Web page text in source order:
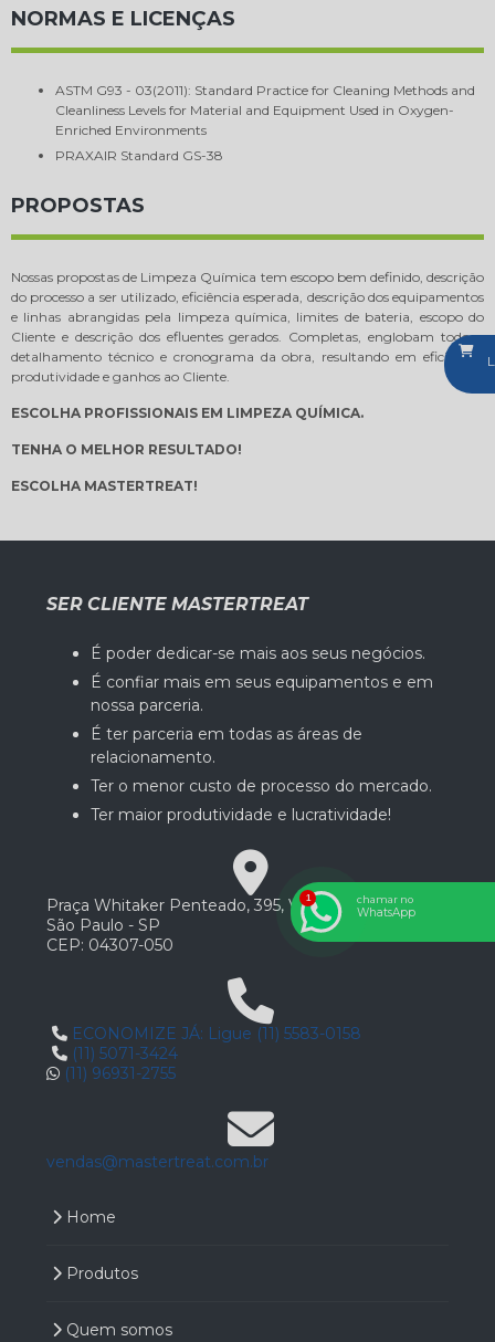
NORMAS E LICENÇAS
ASTM G93 - 03(2011): Standard Practice for Cleaning Methods and
Cleanliness Levels for Material and Equipment Used in Oxygen-
Enriched Environments
PRAXAIR Standard GS-38
PROPOSTAS
Nossas propostas de Limpeza Química tem escopo bem definido, descrição
do processo a ser utilizado, eficiência esperada, descrição dos equipamentos
e linhas abrangidas pela limpeza química, limites de bateria, escopo do
Cliente e descrição dos efluentes gerados. Completas, englobam todo o
detalhamento técnico e cronograma da obra, resultando em eficiência,
produtividade e ganhos ao Cliente.
ESCOLHA PROFISSIONAIS EM LIMPEZA QUÍMICA.
TENHA O MELHOR RESULTADO!
ESCOLHA MASTERTREAT!
SER CLIENTE MASTERTREAT
É poder dedicar-se mais aos seus negócios.
É confiar mais em seus equipamentos e em
nossa parceria.
É ter parceria em todas as áreas de
relacionamento.
Ter o menor custo de processo do mercado.
Ter maior produtividade e lucratividade!
Praça Whitaker Penteado, 395, Vila Guarani
São Paulo - SP
CEP: 04307-050
ECONOMIZE JÁ: Ligue (11) 5583-0158
(11) 5071-3424
(11) 96931-2755
vendas@mastertreat.com.br
Home
Produtos
Quem somos
chamar no
WhatsApp